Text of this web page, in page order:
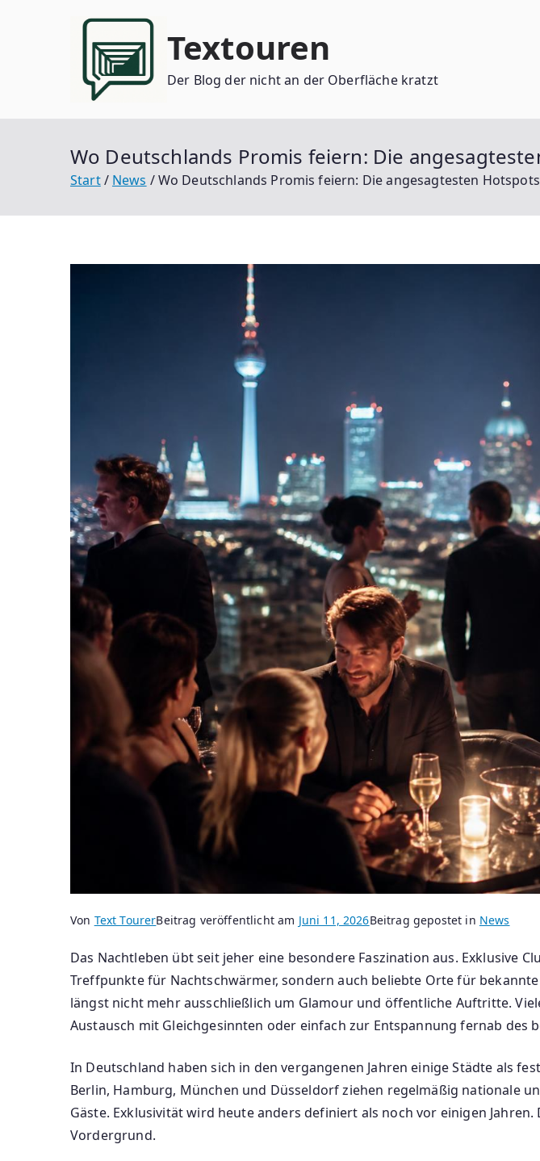
Textouren
Der Blog der nicht an der Oberfläche kratzt
Wo Deutschlands Promis feiern: Die
Start News Wo Deutschlands Promis feiern: Die angesagtesten
Von Text TourerBeitrag veröffentlicht am Juni 11, 2026Beitrag gepostet in News
Das Nachtleben übt seit jeher eine besondere Faszination aus. Exklusive
Treffpunkte für Nachtschwärmer, sondern auch beliebte Orte für
längst nicht mehr ausschließlich um Glamour und öffentliche Auftritte.
Austausch mit Gleichgesinnten oder einfach zur Entspannung fernab des
In Deutschland haben sich in den vergangenen Jahren einige Städte als
Berlin, Hamburg, München und Düsseldorf ziehen regelmäßig nationale
Gäste. Exklusivität wird heute anders definiert als noch vor einigen
Vordergrund.